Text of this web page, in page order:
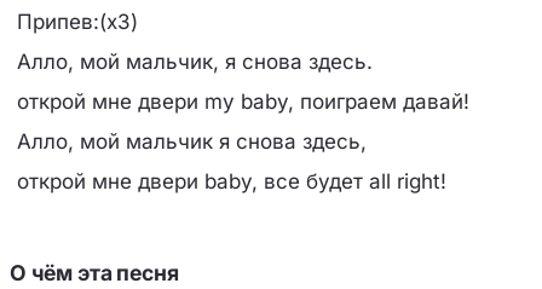
Припев:(x3)
Алло, мой мальчик, я снова здесь.
открой мне двери my baby, поиграем давай!
Алло, мой мальчик я снова здесь,
открой мне двери baby, все будет all right!
О чём эта песня